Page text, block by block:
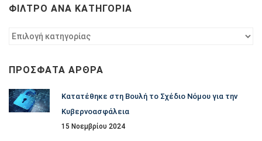
ΦΊΛΤΡΟ ΑΝΆ ΚΑΤΗΓΟΡΊΑ
Φίλτρο
ΠΡΌΣΦΑΤΑ ΆΡΘΡΑ
Κατατέθηκε στη Βουλή το Σχέδιο Νόμου για την
Κυβερνοασφάλεια
15 Νοεμβρίου 2024